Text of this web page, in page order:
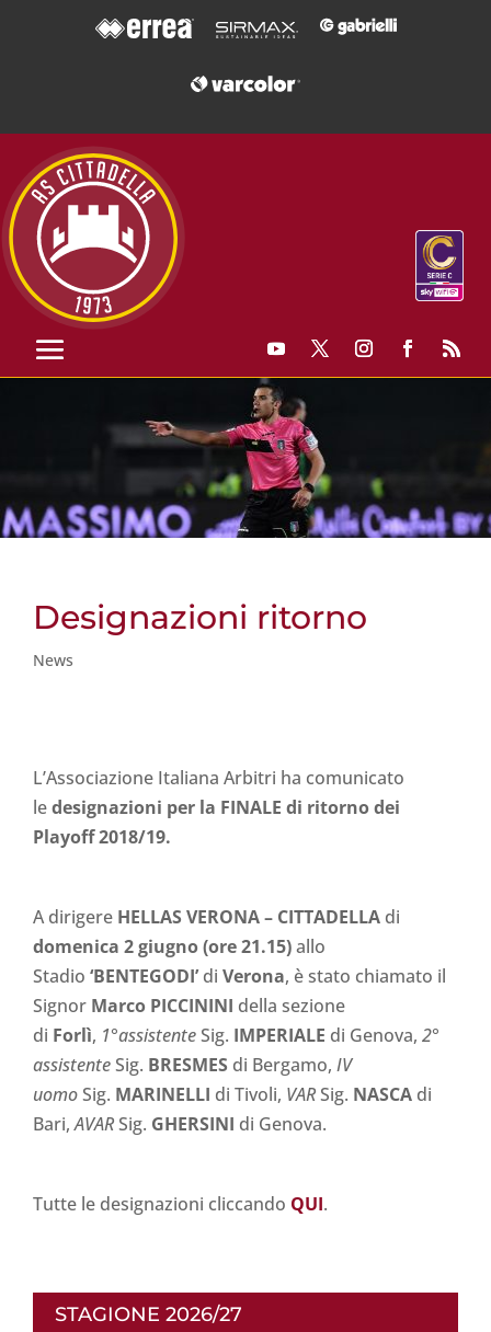
Designazioni ritorno
News
L’Associazione Italiana Arbitri ha comunicato
ledesignazioni per la FINALE di ritorno dei
Playoff 2018/19.
A dirigere HELLAS VERONA– CITTADELLA di
domenica 2 giugno(ore 21.15)allo
Stadio ‘BENTEGODI’di Verona, è stato chiamato il
Signor Marco PICCININI della sezione
di Forlì, 1°assistenteSig. IMPERIALE di Genova, 2°
assistenteSig. BRESMES di Bergamo, IV
uomoSig. MARINELLI di Tivoli, VARSig. NASCA di
Bari,AVARSig. GHERSINI di Genova.
Tutte le designazioni cliccando QUI.
STAGIONE 2026/27